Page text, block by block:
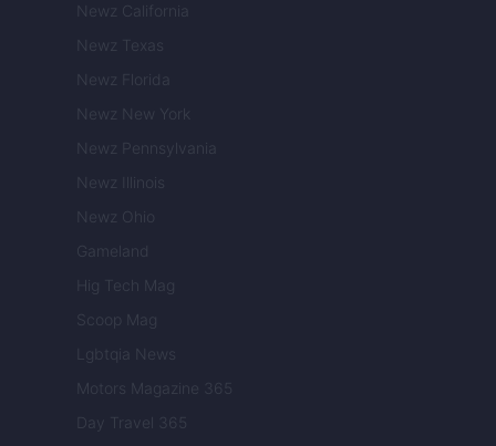
Newz California
Newz Texas
Newz Florida
Newz New York
Newz Pennsylvania
Newz Illinois
Newz Ohio
Gameland
Hig Tech Mag
Scoop Mag
Lgbtqia News
Motors Magazine 365
Day Travel 365